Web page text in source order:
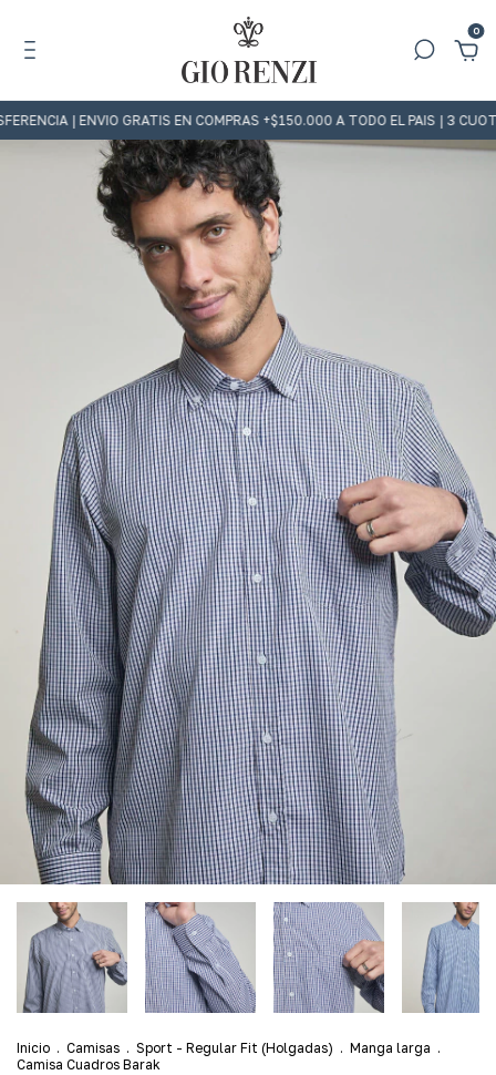
0
| ENVIO GRATIS EN COMPRAS +$150.000 A TODO EL PAIS | 3 CUOTAS
Inicio . Camisas . Sport - Regular Fit (Holgadas) . Manga larga .
Camisa Cuadros Barak